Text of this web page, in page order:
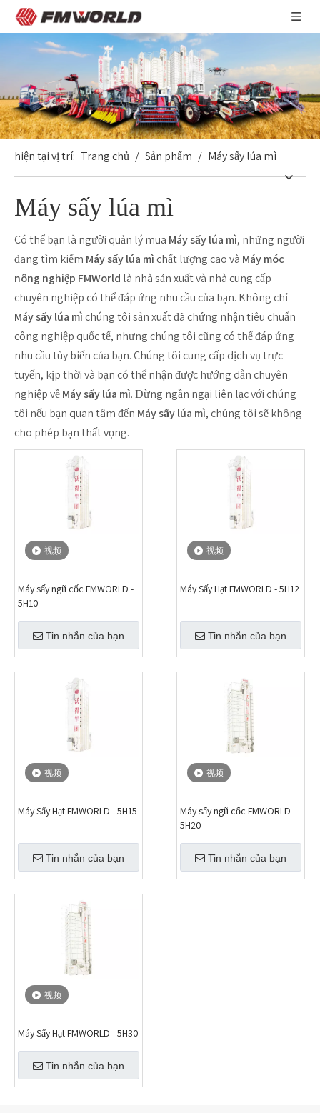
hiện tại vị trí: Trang chủ / Sản phẩm / Máy sấy lúa mì
Máy sấy lúa mì
Có thể bạn là người quản lý mua Máy sấy lúa mì, những người
đang tìm kiếm Máy sấy lúa mìchất lượng cao và Máy móc
nông nghiệp FMWorld là nhà sản xuất và nhà cung cấp
chuyên nghiệp có thể đáp ứng nhu cầu của bạn. Không chỉ
Máy sấy lúa mìchúng tôi sản xuất đã chứng nhận tiêu chuẩn
công nghiệp quốc tế, nhưng chúng tôi cũng có thể đáp ứng
nhu cầu tùy biến của bạn. Chúng tôi cung cấp dịch vụ trực
tuyến, kịp thời và bạn có thể nhận được hướng dẫn chuyên
nghiệp vềMáy sấy lúa mì. Đừng ngần ngại liên lạc với chúng
tôi nếu bạn quan tâm đến Máy sấy lúa mì, chúng tôi sẽ không
cho phép bạn thất vọng.
视频
Máy sấy ngũ cốc FMWORLD -
5H10
Tin nhắn của bạn
视频
Máy Sấy Hạt FMWORLD - 5H12
Tin nhắn của bạn
视频
Máy Sấy Hạt FMWORLD - 5H15
Tin nhắn của bạn
视频
Máy sấy ngũ cốc FMWORLD -
5H20
Tin nhắn của bạn
视频
Máy Sấy Hạt FMWORLD - 5H30
Tin nhắn của bạn